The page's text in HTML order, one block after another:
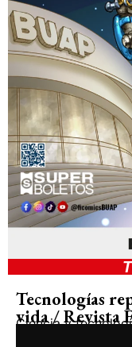
Tecnologías
vida / Revista
Ciencia y